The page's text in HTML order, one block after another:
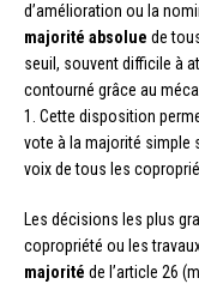
d’amélioration ou la
majorité absolue de
seuil, souvent difficile à
contourné grâce au
1. Cette disposition
vote à la majorité simple
voix de tous les
Les décisions les plus
copropriété ou les
majorité de l’article 26